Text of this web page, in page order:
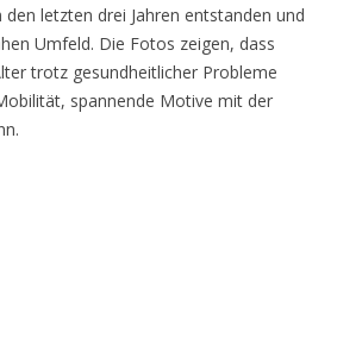
letzten drei Jahren entstanden und
Umfeld. Die Fotos zeigen, dass
trotz gesundheitlicher Probleme
spannende Motive mit der